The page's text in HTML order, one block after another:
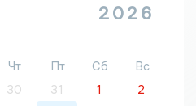
2026
Чт Пт Сб
Вс
30 31 1
2